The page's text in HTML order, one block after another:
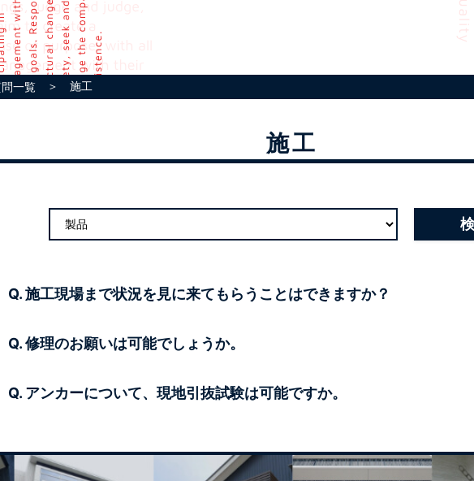
一覧 ＞ 施工
施工
Q. 施工現場まで状況を見に来てもらうことはできますか？
Q. 修理のお願いは可能でしょうか。
Q. アンカーについて、現地引抜試験は可能ですか。